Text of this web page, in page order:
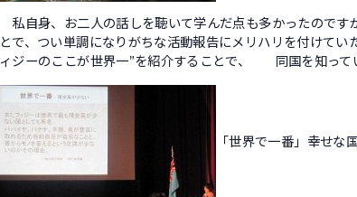
私自身、お二人の話しを聴いて学んだ点も多かったので
とで、つい単調になりがちな活動報告にメリハリを付けてい
ィジーのここが世界一”を紹介することで、
同国を知って
「世界で一番」幸せな